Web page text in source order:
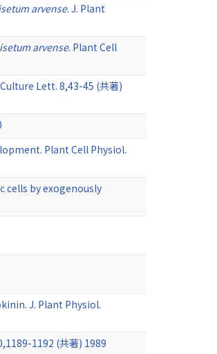
arvense. J. Plant
arvense. Plant Cell
Lett. 8,43-45 (共著)
Plant Cell Physiol.
by exogenously
J. Plant Physiol.
1192 (共著) 1989